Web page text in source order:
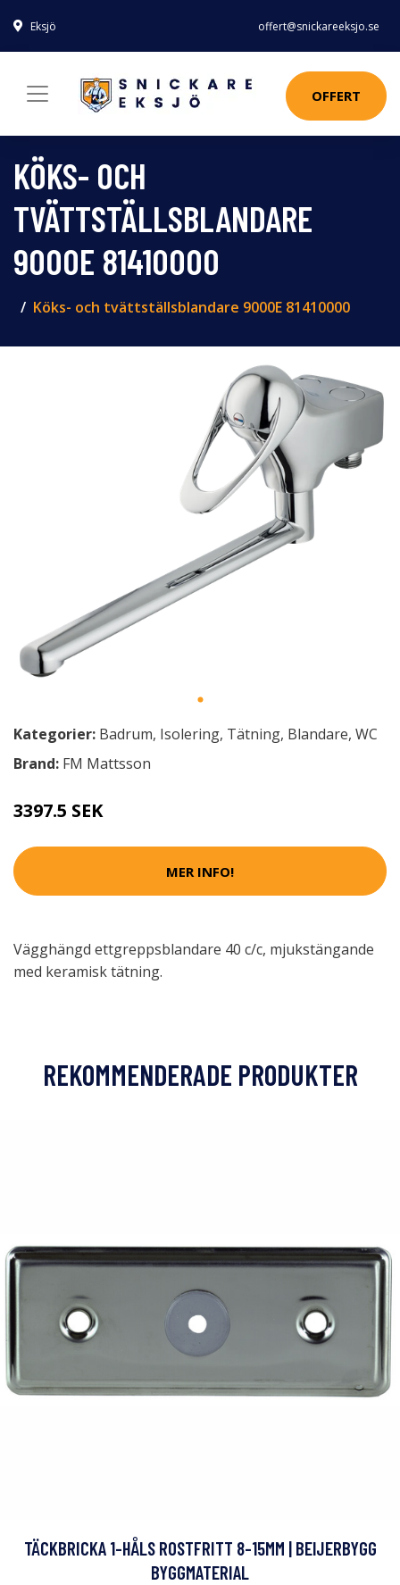
Eksjö offert@snickareeksjo.se
OFFERT
KÖKS- OCH
TVÄTTSTÄLLSBLANDARE
9000E 81410000
Köks- och tvättställsblandare 9000E 81410000
Kategorier: Badrum, Isolering, Tätning, Blandare, WC
Brand: FM Mattsson
3397.5 SEK
MER INFO!
Vägghängd ettgreppsblandare 40 c/c, mjukstängande
med keramisk tätning.
REKOMMENDERADE PRODUKTER
TÄCKBRICKA 1-HÅLS ROSTFRITT 8-15MM | BEIJERBYGG
BYGGMATERIAL